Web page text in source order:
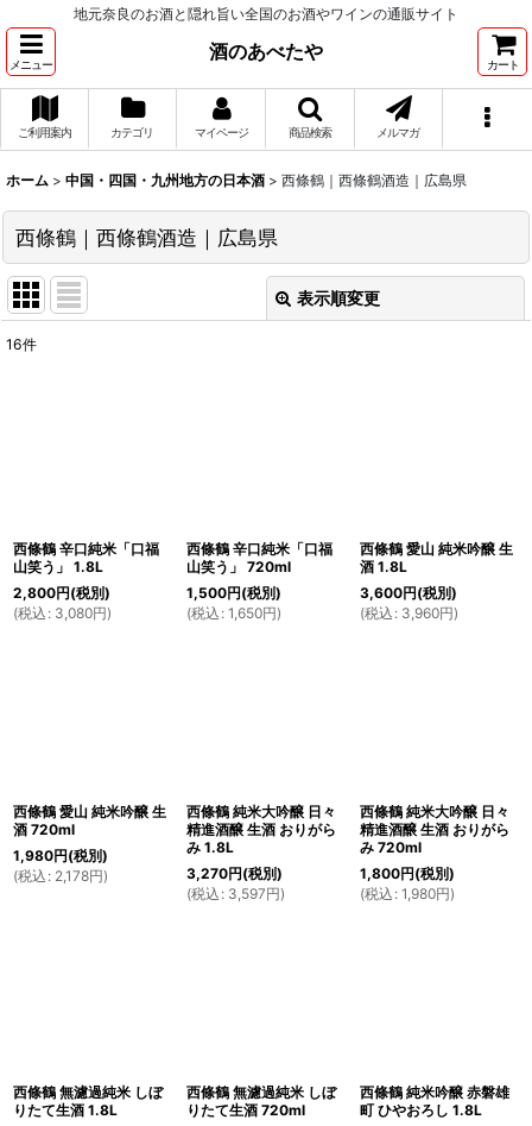
地元奈良のお酒と隠れ旨い全国のお酒やワインの通販サイト
メニュー
酒のあべたや
カート
ご利用案内 カテゴリ マイページ 商品検索 メルマガ
ホーム > 中国・四国・九州地方の日本酒 > 西條鶴｜西條鶴酒造｜広島県
西條鶴｜西條鶴酒造｜広島県
表示順変更
16件
西條鶴 辛口純米「口福
山笑う」 1.8L
2,800円(税別)
(税込 : 3,080円)
西條鶴 辛口純米「口福
山笑う」 720ml
1,500円(税別)
(税込 : 1,650円)
西條鶴 愛山 純米吟醸 生
酒 1.8L
3,600円(税別)
(税込 : 3,960円)
西條鶴 愛山 純米吟醸 生
酒 720ml
1,980円(税別)
(税込 : 2,178円)
西條鶴 純米大吟醸 日々
精進酒醸 生酒 おりがら
み 1.8L
3,270円(税別)
(税込 : 3,597円)
西條鶴 純米大吟醸 日々
精進酒醸 生酒 おりがら
み 720ml
1,800円(税別)
(税込 : 1,980円)
西條鶴 無濾過純米 しぼ
りたて生酒 1.8L
西條鶴 無濾過純米 しぼ
りたて生酒 720ml
西條鶴 純米吟醸 赤磐雄
町 ひやおろし 1.8L